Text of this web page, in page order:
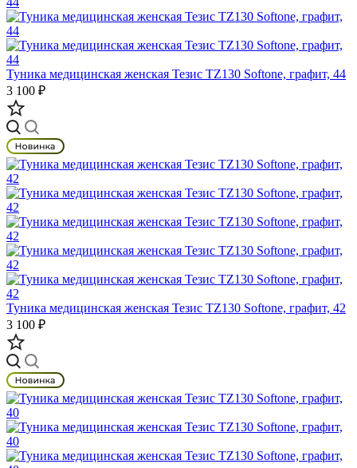
Туника медицинская женская Тезис TZ130 Softone, графит, 44
3 100 ₽
Туника медицинская женская Тезис TZ130 Softone, графит, 42
3 100 ₽